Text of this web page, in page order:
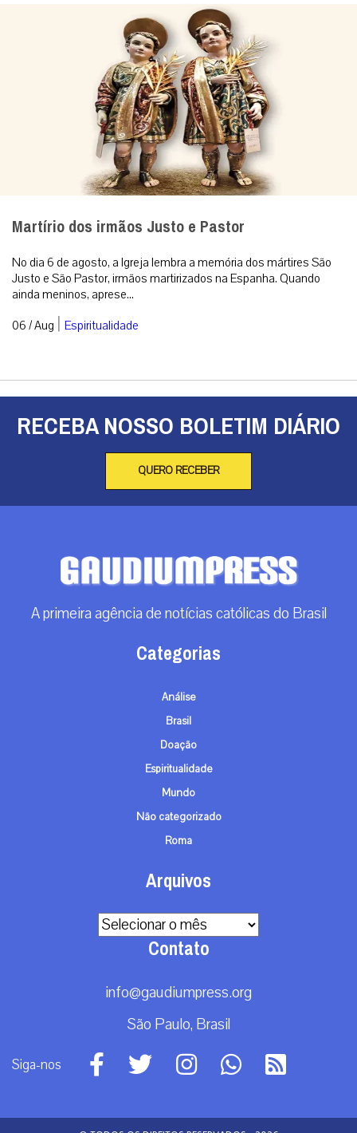
Martírio dos irmãos Justo e Pastor
No dia 6 de agosto, a Igreja lembra a memória dos mártires São
Justo e São Pastor, irmãos martirizados na Espanha. Quando
ainda meninos, aprese...
06 / Aug | Espiritualidade
RECEBA NOSSO BOLETIM DIÁRIO
QUERO RECEBER
A primeira agência de notícias católicas do Brasil
Categorias
Análise
Brasil
Doação
Espiritualidade
Mundo
Não categorizado
Roma
Arquivos
Arquivos
Contato
info@gaudiumpress.org
São Paulo, Brasil
Siga-nos